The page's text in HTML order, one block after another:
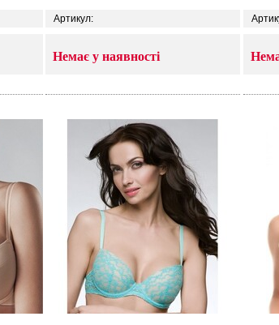
Артикул:
Немає у наявності